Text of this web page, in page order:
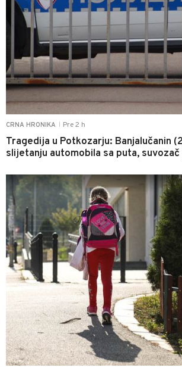
CRNA HRONIKA Pre 2 h
Tragedija u Potkozarju: Banjalučanin
slijetanju automobila sa puta,